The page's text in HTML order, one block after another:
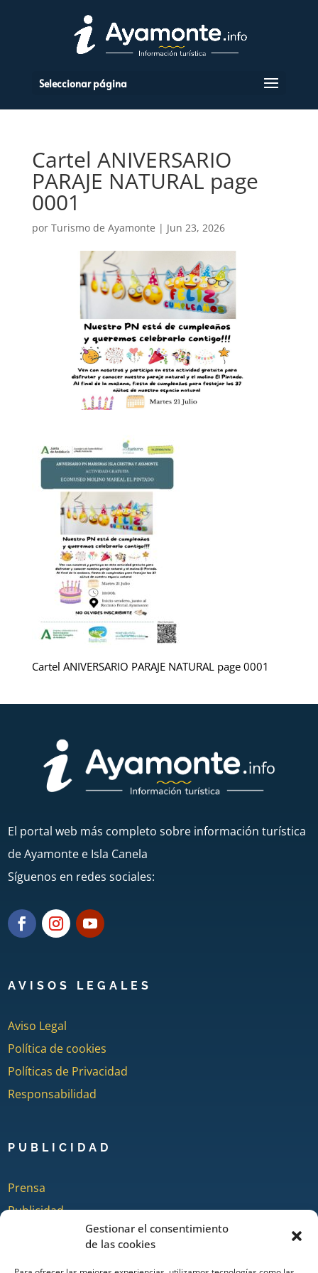
Gestionar el consentimiento
de las cookies
Seleccionar página
Cartel ANIVERSARIO
PARAJE NATURAL page
0001
por Turismo de Ayamonte | Jun 23, 2026
Cartel ANIVERSARIO PARAJE NATURAL page 0001
El portal web más completo sobre información turística
de Ayamonte e Isla Canela
Síguenos en redes sociales:
AVISOS LEGALES
Aviso Legal
Política de cookies
Políticas de Privacidad
Responsabilidad
PUBLICIDAD
Prensa
Publicidad
Quienes somos